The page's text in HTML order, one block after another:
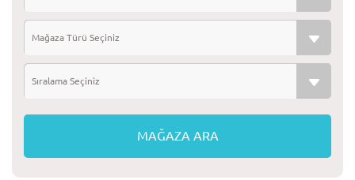
Mağaza Türü Seçiniz
Sıralama Seçiniz